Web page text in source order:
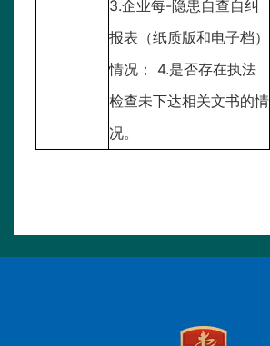
3.企业每-隐患自查自纠
报表（纸质版和电子档）
情况； 4.是否存在执法
检查未下达相关文书的情
况。